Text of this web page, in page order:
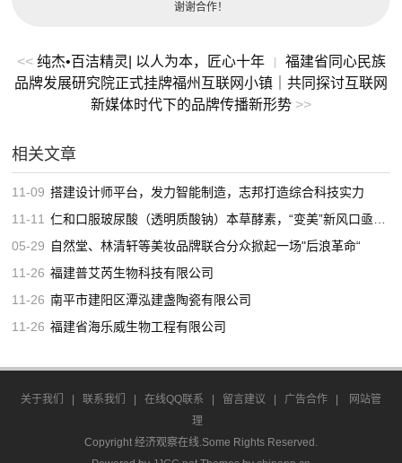
谢谢合作！
<< 纯杰•百洁精灵| 以人为本，匠心十年 |
福建省同心民族
品牌发展研究院正式挂牌福州互联网小镇｜共同探讨互联网
新媒体时代下的品牌传播新形势 >>
相关文章
11-09 搭建设计师平台，发力智能制造，志邦打造综合科技实力
11-11 仁和口服玻尿酸（透明质酸钠）本草酵素，“变美”新风口亟待出炉
05-29 自然堂、林清轩等美妆品牌联合分众掀起一场"后浪革命“
11-26 福建普艾芮生物科技有限公司
11-26 南平市建阳区潭泓建盏陶瓷有限公司
11-26 福建省海乐威生物工程有限公司
关于我们 联系我们 在线QQ联系 留言建议 广告合作
网站管
理
Copyright 经济观察在线.Some Rights Reserved.